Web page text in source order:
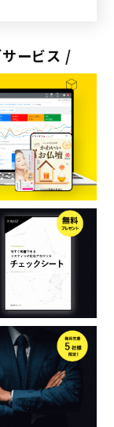
ービス /